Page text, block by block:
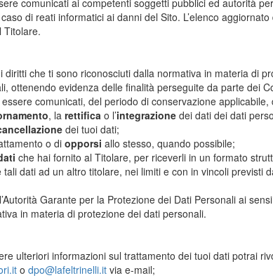
comunicati ai competenti soggetti pubblici ed autorità
di reati informatici ai danni del Sito. L’elenco
Titolare.
che ti sono riconosciuti dalla normativa in materia di
ottenendo evidenza delle finalità perseguite da parte dei
comunicati, del periodo di conservazione
, la rettifica o l’integrazione dei dati dei dati
dei tuoi dati;
o di opporsi allo stesso, quando possibile;
che hai fornito al Titolare, per riceverli in un formato
dati ad un altro titolare, nei limiti e con in vincoli previsti
Garante per la Protezione dei Dati Personali ai
in materia di protezione dei dati personali.
ulteriori informazioni sul trattamento dei tuoi dati potrai
o dpo@lafeltrinelli.it via e-mail;